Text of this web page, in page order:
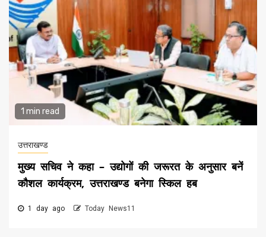
1 min read
उत्तराखण्ड
मुख्य सचिव ने कहा – उद्योगों की जरूरत के अनुसार बनें
कौशल कार्यक्रम, उत्तराखण्ड बनेगा स्किल हब
1 day ago Today News11